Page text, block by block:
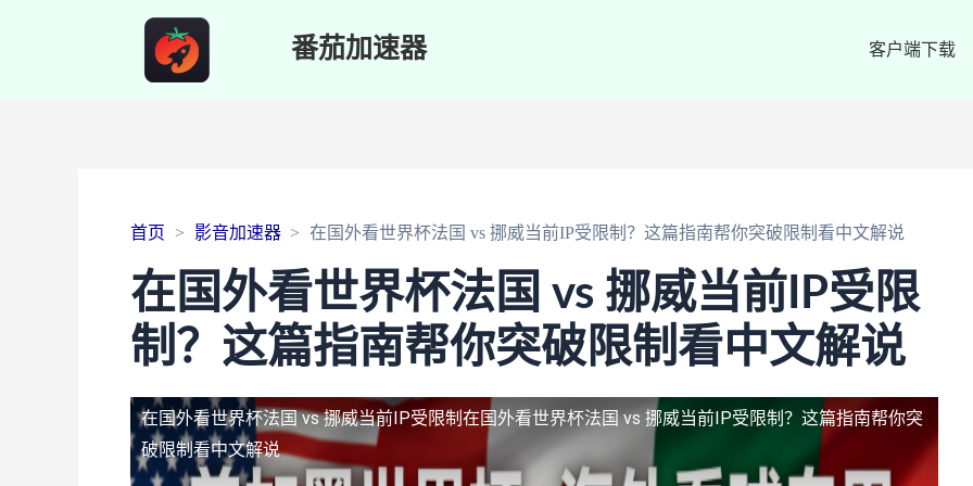
番茄加速器 客户端下载
首页 影音加速器 在国外看世界杯法国 vs 挪威当前IP受限制？这篇指南帮你突破限制看中文解说
在国外看世界杯法国 vs 挪威当前IP受限
制？这篇指南帮你突破限制看中文解说
在国外看世界杯法国 vs 挪威当前IP受限制 在国外看世界杯法国 vs 挪威当前IP受限制？这篇指南帮你突
破限制看中文解说